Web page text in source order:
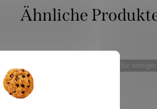
Mehr für weniger